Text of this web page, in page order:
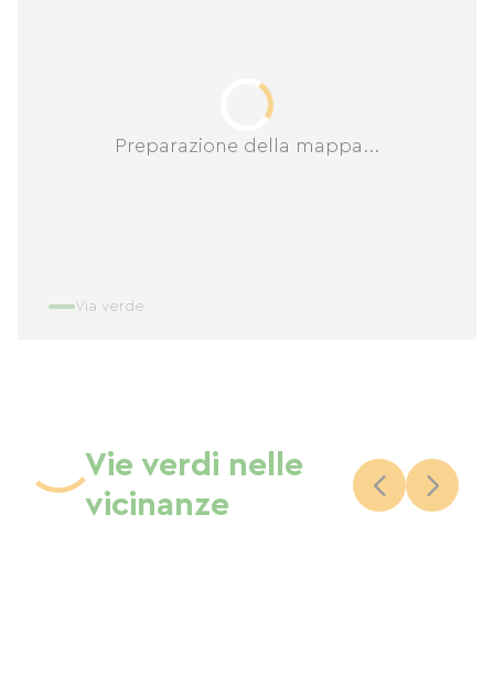
Preparazione della mappa...
Via verde
Vie verdi nelle
vicinanze